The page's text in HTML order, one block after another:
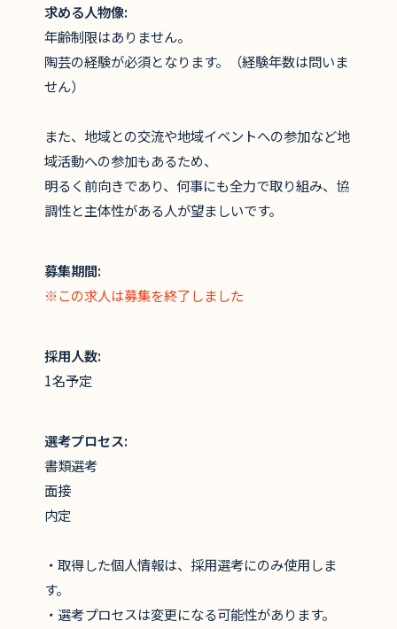
求める人物像:
年齢制限はありません。
陶芸の経験が必須となります。（経験年数は問いま
せん）
また、地域との交流や地域イベントへの参加など地
域活動への参加もあるため、
明るく前向きであり、何事にも全力で取り組み、協
調性と主体性がある人が望ましいです。
募集期間:
※この求人は募集を終了しました
採用人数:
1名予定
選考プロセス:
書類選考
面接
内定
・取得した個人情報は、採用選考にのみ使用しま
す。
・選考プロセスは変更になる可能性があります。